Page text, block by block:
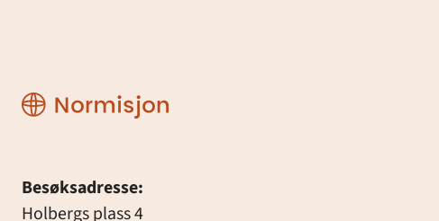
Normisjon
Besøksadresse:
Holbergs plass 4